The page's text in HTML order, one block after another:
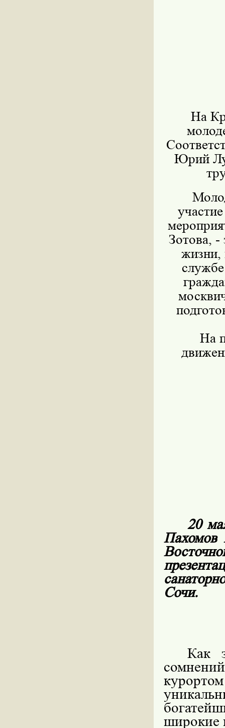
На
Юрий
Зотова, -
жизни,
На
20
Пахомов
Сочи.
Как
широкие